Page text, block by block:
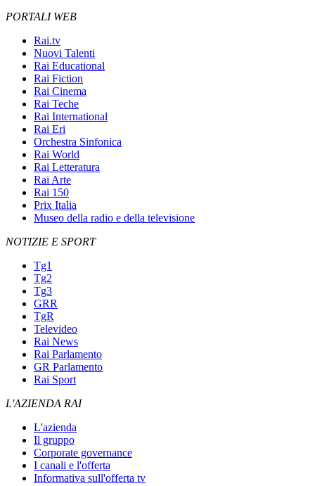
PORTALI WEB
Rai.tv
Nuovi Talenti
Rai Educational
Rai Fiction
Rai Cinema
Rai Teche
Rai International
Rai Eri
Orchestra Sinfonica
Rai World
Rai Letteratura
Rai Arte
Rai 150
Prix Italia
Museo della radio e della televisione
NOTIZIE E SPORT
Tg1
Tg2
Tg3
GRR
TgR
Televideo
Rai News
Rai Parlamento
GR Parlamento
Rai Sport
L'AZIENDA RAI
L'azienda
Il gruppo
Corporate governance
I canali e l'offerta
Informativa sull'offerta tv